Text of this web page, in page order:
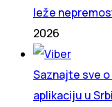
leže
2026
Saznajte sve
aplikaciju u